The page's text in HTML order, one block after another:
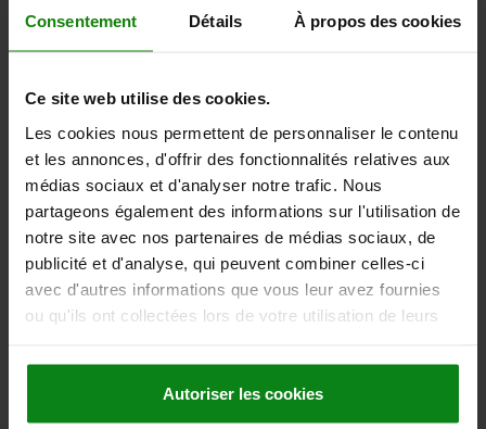
Consentement Détails À propos des cookies
Ce site web utilise des cookies.
Les cookies nous permettent de personnaliser le contenu
et les annonces, d'offrir des fonctionnalités relatives aux
médias sociaux et d'analyser notre trafic. Nous
partageons également des informations sur l'utilisation de
notre site avec nos partenaires de médias sociaux, de
publicité et d'analyse, qui peuvent combiner celles-ci
avec d'autres informations que vous leur avez fournies
ou qu'ils ont collectées lors de votre utilisation de leurs
Autoriser les cookies
05566-04
VERROUS QUART DE TOUR CORPS ALLONGÉ,
DOUBLE BARRE 3 MM, H=60, D=28, ACIER INOX.
HAUTEUR=60
ACTIONNEMENT=DOUBLE EMPREINTE 3 MM
ÉPAISSEUR DE MUR MAX.=50
DIAMÈTRE=28
hors TVA